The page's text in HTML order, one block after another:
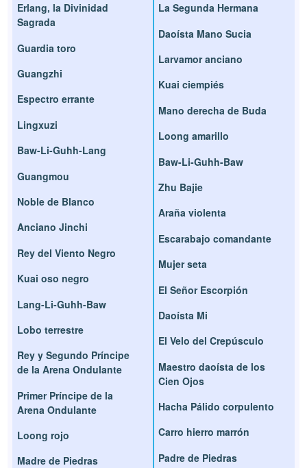
Erlang, la Divinidad
Sagrada
Guardia toro
Guangzhi
Espectro errante
Lingxuzi
Baw-Li-Guhh-Lang
Guangmou
Noble de Blanco
Anciano Jinchi
Rey del Viento Negro
Kuai oso negro
Lang-Li-Guhh-Baw
Lobo terrestre
Rey y Segundo Príncipe
de la Arena Ondulante
Primer Príncipe de la
Arena Ondulante
Loong rojo
Madre de Piedras
La Segunda Hermana
Daoísta Mano Sucia
Larvamor anciano
Kuai ciempiés
Mano derecha de Buda
Loong amarillo
Baw-Li-Guhh-Baw
Zhu Bajie
Araña violenta
Escarabajo comandante
Mujer seta
El Señor Escorpión
Daoísta Mi
El Velo del Crepúsculo
Maestro daoísta de los
Cien Ojos
Hacha Pálido corpulento
Carro hierro marrón
Padre de Piedras